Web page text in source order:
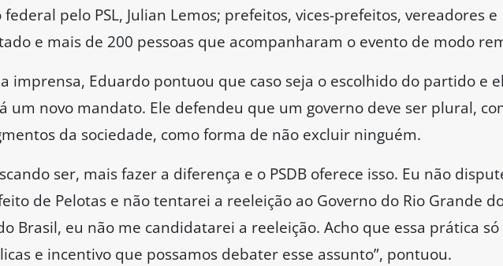
pelo PSL, Julian Lemos; prefeitos, vices-prefeitos, vereadores e
e mais de 200 pessoas que acompanharam o evento de modo
imprensa, Eduardo pontuou que caso seja o escolhido do partido e
um novo mandato. Ele defendeu que um governo deve ser plural,
da sociedade, como forma de não excluir ninguém.
ser, mais fazer a diferença e o PSDB oferece isso. Eu não
de Pelotas e não tentarei a reeleição ao Governo do Rio Grande
Brasil, eu não me candidatarei a reeleição. Acho que essa prática só
e incentivo que possamos debater esse assunto”, pontuou.